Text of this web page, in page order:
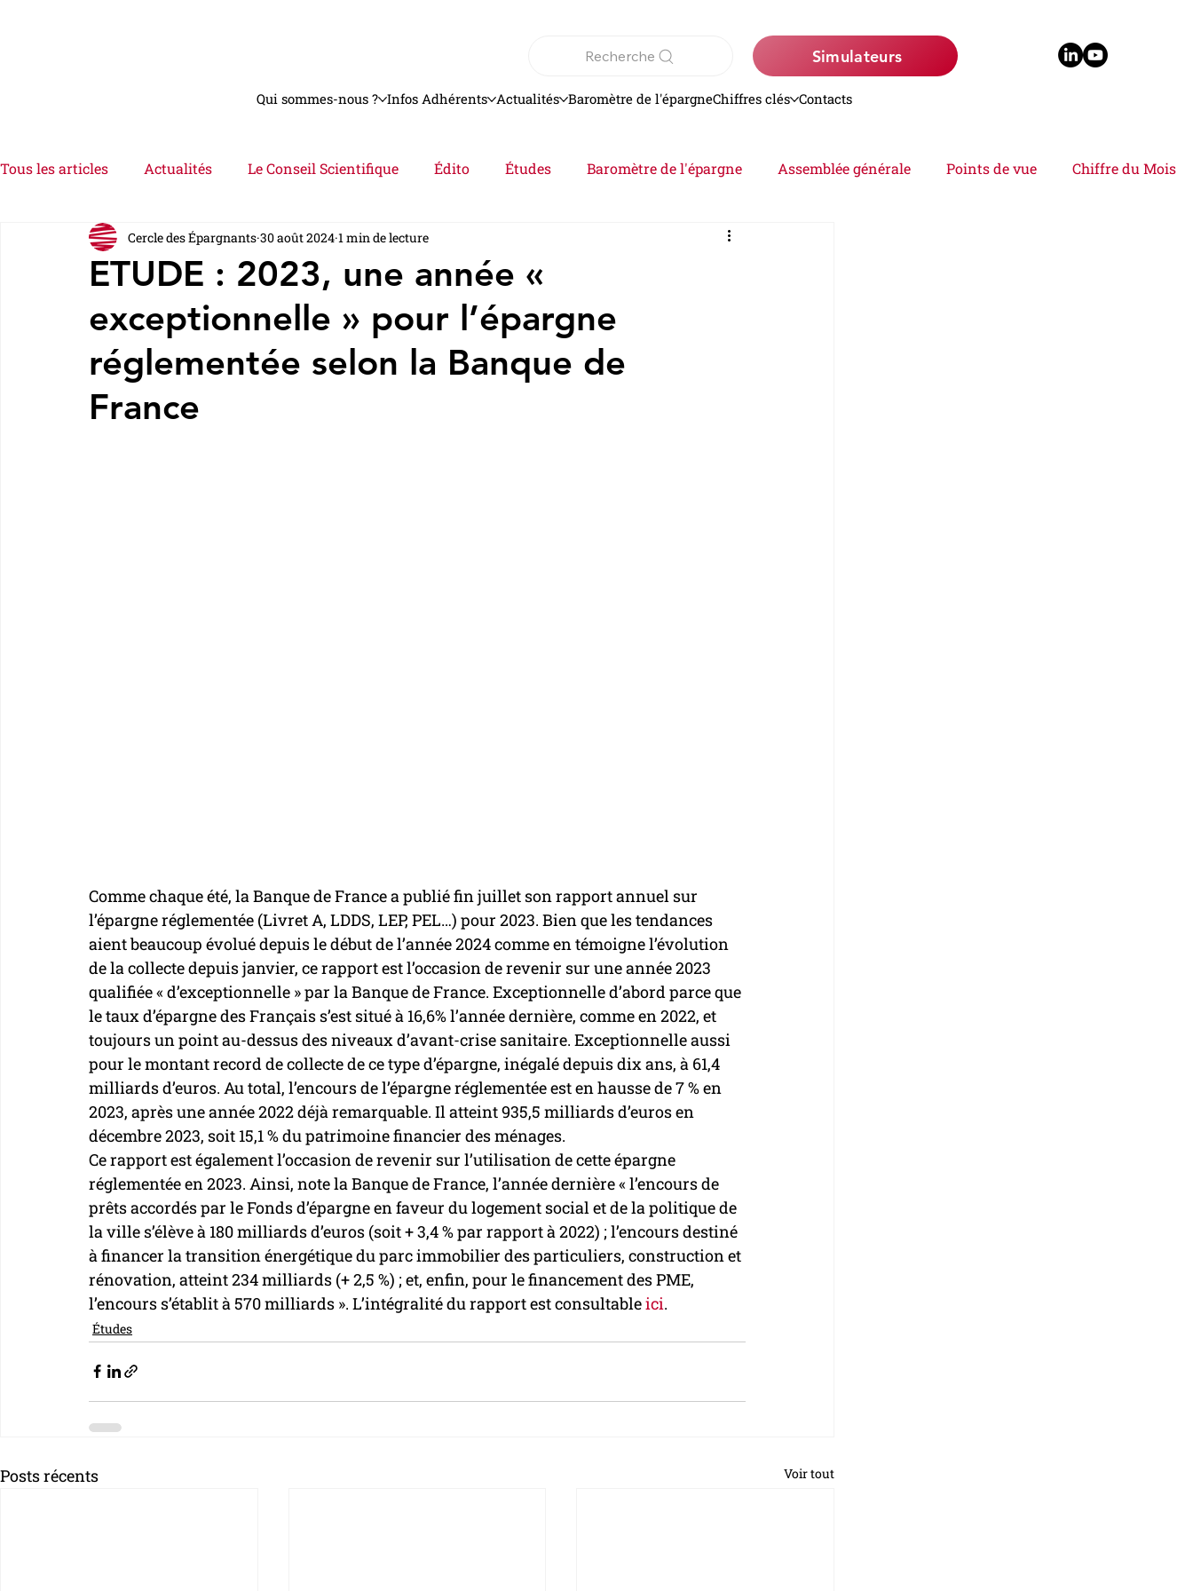
Recherche Simulateurs
Qui sommes-nous ? Infos Adhérents Actualités Baromètre de l'épargneChiffres clés Contacts
Tous les articles Actualités Le Conseil Scientifique Édito Études Baromètre de l'épargne Assemblée générale Points de vue Chiffre du Mois
Interviews Videos Le Dossier Analyse
ETUDE : 2023, une année «
exceptionnelle » pour l’épargne
réglementée selon la Banque de
France
Cercle des Épargnants 30 août 2024 1 min de lecture
Comme chaque été, la Banque de France a publié fin juillet son rapport annuel sur
l’épargne réglementée (Livret A, LDDS, LEP, PEL…) pour 2023. Bien que les tendances
aient beaucoup évolué depuis le début de l’année 2024 comme en témoigne l’évolution
de la collecte depuis janvier, ce rapport est l’occasion de revenir sur une année 2023
qualifiée « d’exceptionnelle » par la Banque de France. Exceptionnelle d’abord parce que
le taux d’épargne des Français s’est situé à 16,6% l’année dernière, comme en 2022, et
toujours un point au-dessus des niveaux d’avant-crise sanitaire. Exceptionnelle aussi
pour le montant record de collecte de ce type d’épargne, inégalé depuis dix ans, à 61,4
milliards d’euros. Au total, l’encours de l’épargne réglementée est en hausse de 7 % en
2023, après une année 2022 déjà remarquable. Il atteint 935,5 milliards d’euros en
décembre 2023, soit 15,1 % du patrimoine financier des ménages.
Ce rapport est également l’occasion de revenir sur l’utilisation de cette épargne
réglementée en 2023. Ainsi, note la Banque de France, l’année dernière « l’encours de
prêts accordés par le Fonds d’épargne en faveur du logement social et de la politique de
la ville s’élève à 180 milliards d’euros (soit + 3,4 % par rapport à 2022) ; l’encours destiné
à financer la transition énergétique du parc immobilier des particuliers, construction et
rénovation, atteint 234 milliards (+ 2,5 %) ; et, enfin, pour le financement des PME,
l’encours s’établit à 570 milliards ». L’intégralité du rapport est consultable ici.
Études
Posts récents Voir tout